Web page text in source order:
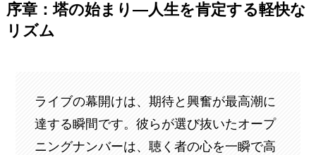
序章：塔の始まり—人生を肯定する軽快な
リズム
ライブの幕開けは、期待と興奮が最高潮に
達する瞬間です。彼らが選び抜いたオープ
ニングナンバーは、聴く者の心を一瞬で高